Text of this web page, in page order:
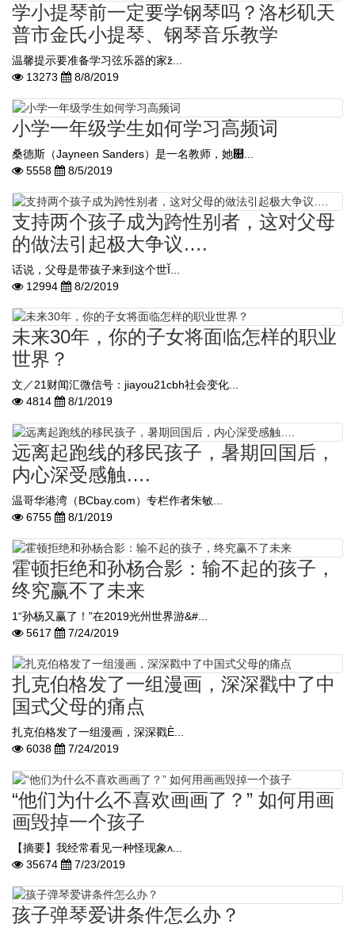
学小提琴前一定要学钢琴吗？洛杉矶天
普市金氏小提琴、钢琴音乐教学
温馨提示要准备学习弦乐器的家ž...
13273
8/8/2019
小学一年级学生如何学习高频词
桑德斯（Jayneen Sanders）是一名教师，她௚...
5558
8/5/2019
支持两个孩子成为跨性别者，这对父母
的做法引起极大争议….
话说，父母是带孩子来到这个世Ĭ...
12994
8/2/2019
未来30年，你的子女将面临怎样的职业
世界？
文／21财闻汇微信号：jiayou21cbh社会变化...
4814
8/1/2019
远离起跑线的移民孩子，暑期回国后，
内心深受感触….
温哥华港湾（BCbay.com）专栏作者朱敏...
6755
8/1/2019
霍顿拒绝和孙杨合影：输不起的孩子，
终究赢不了未来
1“孙杨又赢了！”在2019光州世界游&#...
5617
7/24/2019
扎克伯格发了一组漫画，深深戳中了中
国式父母的痛点
扎克伯格发了一组漫画，深深戳È...
6038
7/24/2019
“他们为什么不喜欢画画了？” 如何用画
画毁掉一个孩子
【摘要】我经常看见一种怪现象ʌ...
35674
7/23/2019
孩子弹琴爱讲条件怎么办？